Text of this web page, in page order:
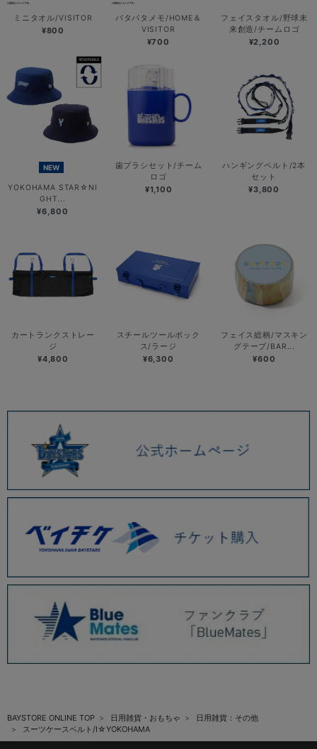
ミニタオル/VISITOR
¥800
パタパタメモ/HOME＆
VISITOR
¥700
フェイスタオル/野球未
来創造/チームロゴ
¥2,200
NEW
YOKOHAMA STAR☆NI
GHT...
¥6,800
歯ブラシセット/チーム
ロゴ
¥1,100
ハンギングベルト/2本
セット
¥3,800
カートランクストレー
ジ
¥4,800
スチールツールボック
ス/ラージ
¥6,300
フェイス総柄/マスキン
グテープ/BAR...
¥600
BAYSTORE ONLINE TOP 日用雑貨・おもちゃ
日用雑貨：その他
スーツケースベルト/I☆YOKOHAMA